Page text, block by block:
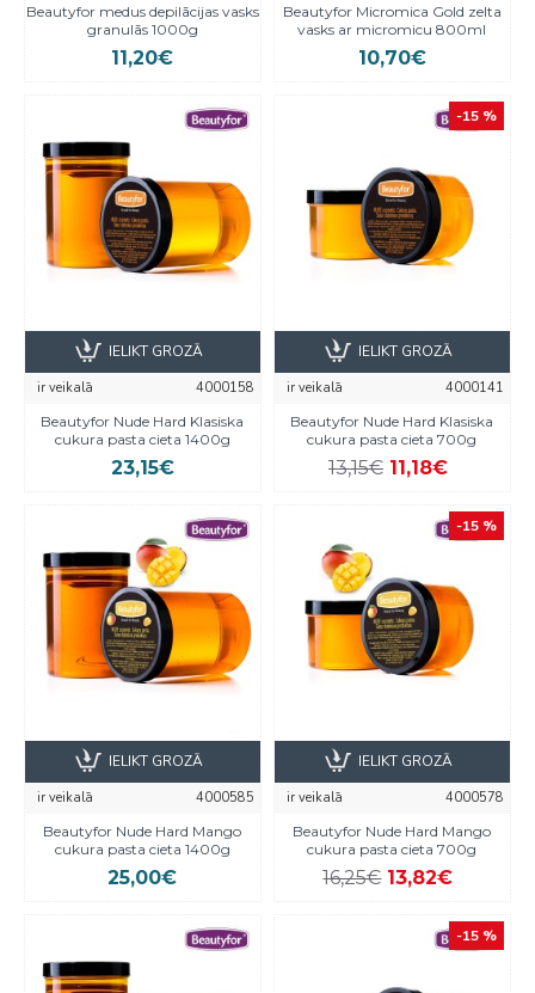
Beautyfor medus depilācijas vasks
granulās 1000g
11,20€
Beautyfor Micromica Gold zelta
vasks ar micromicu 800ml
10,70€
ir veikalā
4000158
Beautyfor Nude Hard Klasiska
cukura pasta cieta 1400g
23,15€
IELIKT GROZĀ
-15 %
ir veikalā
4000141
Beautyfor Nude Hard Klasiska
cukura pasta cieta 700g
13,15€ 11,18€
IELIKT GROZĀ
ir veikalā
4000585
Beautyfor Nude Hard Mango
cukura pasta cieta 1400g
25,00€
IELIKT GROZĀ
-15 %
ir veikalā
4000578
Beautyfor Nude Hard Mango
cukura pasta cieta 700g
16,25€ 13,82€
IELIKT GROZĀ
-15 %